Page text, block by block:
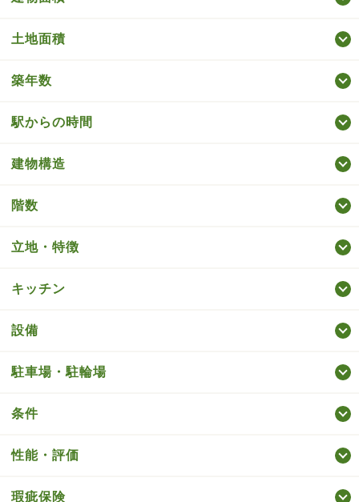
土地面積
築年数
駅からの時間
建物構造
階数
立地・特徴
キッチン
設備
駐車場・駐輪場
条件
性能・評価
瑕疵保険